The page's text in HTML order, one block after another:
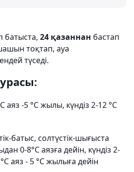
батыста, 24 қазаннан бастап
тоқтап, ауа
түседі.
аяз -5 °C жылы, күндіз 2-12 °C
батыс, солтүстік-шығыста
0-8°C аязға дейін, күндіз 2-
аяз - 5 °C жылыға дейін